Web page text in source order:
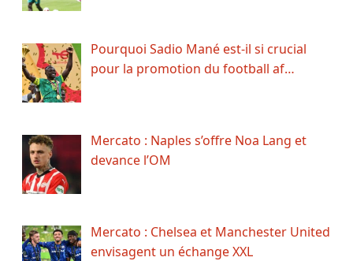
Pourquoi Sadio Mané est-il si crucial
pour la promotion du football af…
Mercato : Naples s’offre Noa Lang et
devance l’OM
Mercato : Chelsea et Manchester United
envisagent un échange XXL